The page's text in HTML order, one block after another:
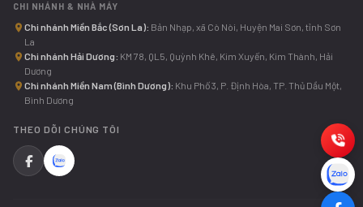
CHI NHÁNH & NHÀ MÁY
Chi nhánh Miền Bắc (Sơn La): Bản Nhạp, xã Cò Nòi, Huyện Mai Sơn, tỉnh Sơn
La
Chi nhánh Hải Dương: KM 78, QL5, Quỳnh Khê, Kim Xuyến, Kim Thành, Hải
Dương
Chi nhánh Miền Nam (Bình Dương): Khu Phố 3, P. Định Hòa, TP. Thủ Dầu Một,
Bình Dương
THEO DÕI CHÚNG TÔI